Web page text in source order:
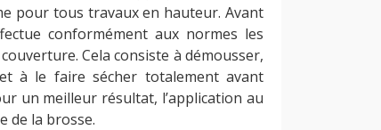
pour tous travaux en hauteur. Avant
conformément aux normes les
Cela consiste à démousser,
à le faire sécher totalement avant
un meilleur résultat, l’application au
de la brosse.